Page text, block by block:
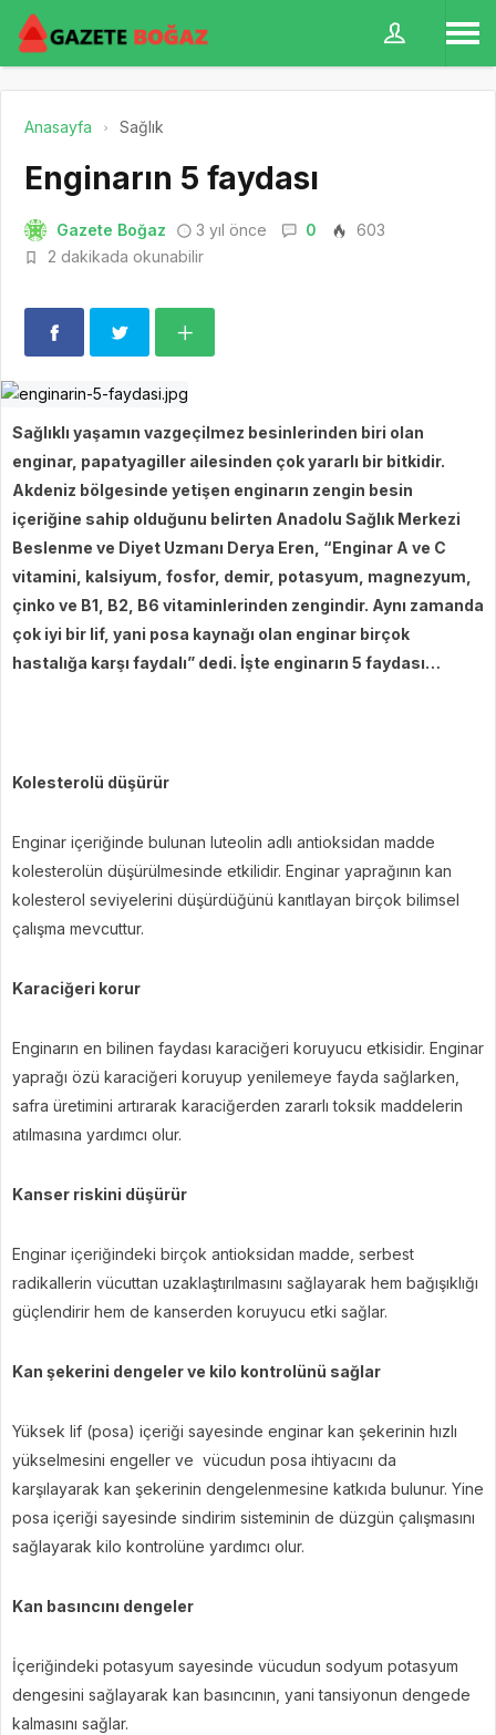
Anasayfa Sağlık
Enginarın 5 faydası
Gazete Boğaz 3 yıl önce 0
603
2 dakikada okunabilir
Sağlıklı yaşamın vazgeçilmez besinlerinden biri olan
enginar, papatyagiller ailesinden çok yararlı bir bitkidir.
Akdeniz bölgesinde yetişen enginarın zengin besin
içeriğine sahip olduğunu belirten Anadolu Sağlık Merkezi
Beslenme ve Diyet Uzmanı Derya Eren, “Enginar A ve C
vitamini, kalsiyum, fosfor, demir, potasyum, magnezyum,
çinko ve B1, B2, B6 vitaminlerinden zengindir. Aynı zamanda
çok iyi bir lif, yani posa kaynağı olan enginar birçok
hastalığa karşı faydalı” dedi. İşte enginarın 5 faydası…
Kolesterolü düşürür
Enginar içeriğinde bulunan luteolin adlı antioksidan madde
kolesterolün düşürülmesinde etkilidir. Enginar yaprağının kan
kolesterol seviyelerini düşürdüğünü kanıtlayan birçok bilimsel
çalışma mevcuttur.
Karaciğeri korur
Enginarın en bilinen faydası karaciğeri koruyucu etkisidir. Enginar
yaprağı özü karaciğeri koruyup yenilemeye fayda sağlarken,
safra üretimini artırarak karaciğerden zararlı toksik maddelerin
atılmasına yardımcı olur.
Kanser riskini düşürür
Enginar içeriğindeki birçok antioksidan madde, serbest
radikallerin vücuttan uzaklaştırılmasını sağlayarak hem bağışıklığı
güçlendirir hem de kanserden koruyucu etki sağlar.
Kan şekerini dengeler ve kilo kontrolünü sağlar
Yüksek lif (posa) içeriği sayesinde enginar kan şekerinin hızlı
yükselmesini engeller ve vücudun posa ihtiyacını da
karşılayarak kan şekerinin dengelenmesine katkıda bulunur. Yine
posa içeriği sayesinde sindirim sisteminin de düzgün çalışmasını
sağlayarak kilo kontrolüne yardımcı olur.
Kan basıncını dengeler
İçeriğindeki potasyum sayesinde vücudun sodyum potasyum
dengesini sağlayarak kan basıncının, yani tansiyonun dengede
kalmasını sağlar.